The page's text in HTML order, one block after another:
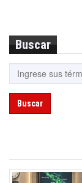
Buscar
Buscar